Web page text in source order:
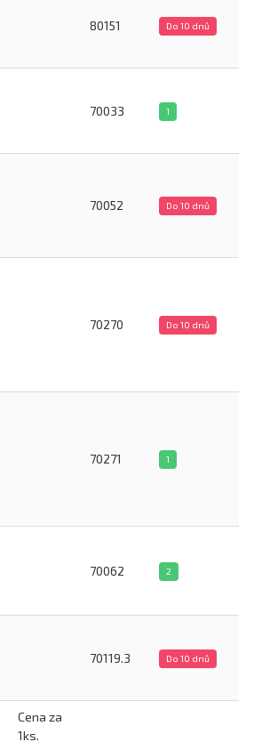
80151 Do 10 dnů
70033 1
70052 Do 10 dnů
70270 Do 10 dnů
70271 1
70062 2
70119.3 Do 10 dnů
Cena za
1ks.